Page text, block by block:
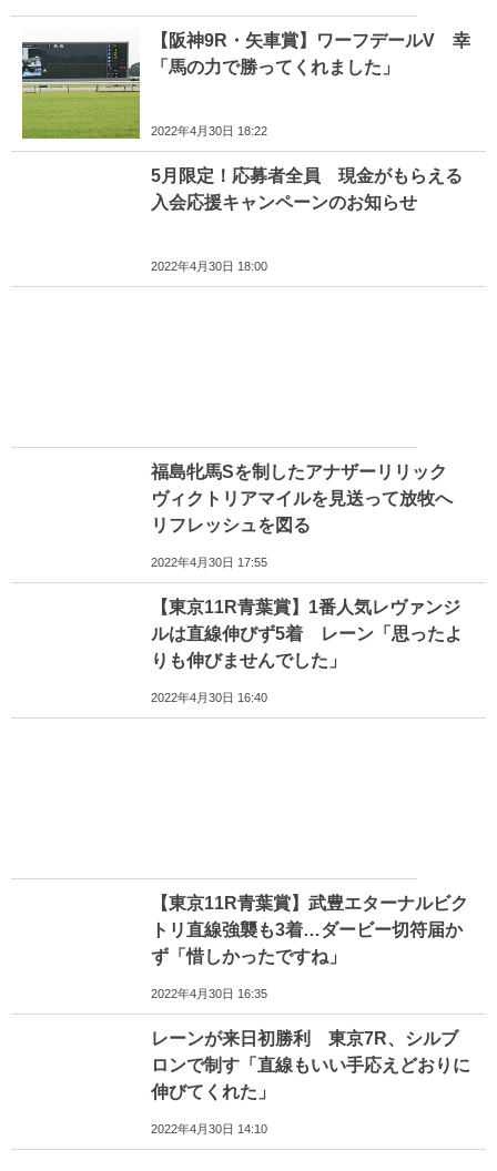
【阪神9R・矢車賞】ワーフデールV 幸
「馬の力で勝ってくれました」
2022年4月30日 18:22
5月限定！応募者全員 現金がもらえる
入会応援キャンペーンのお知らせ
2022年4月30日 18:00
福島牝馬Sを制したアナザーリリック
ヴィクトリアマイルを見送って放牧へ
リフレッシュを図る
2022年4月30日 17:55
【東京11R青葉賞】1番人気レヴァンジ
ルは直線伸びず5着 レーン「思ったよ
りも伸びませんでした」
2022年4月30日 16:40
【東京11R青葉賞】武豊エターナルビク
トリ直線強襲も3着…ダービー切符届か
ず「惜しかったですね」
2022年4月30日 16:35
レーンが来日初勝利 東京7R、シルブ
ロンで制す「直線もいい手応えどおりに
伸びてくれた」
2022年4月30日 14:10